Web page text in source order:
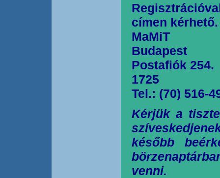
címen kérhető.
MaMiT
Budapest
Postafiók 254.
1725
Tel.: (70) 516-
Kérjük a
később
venni.